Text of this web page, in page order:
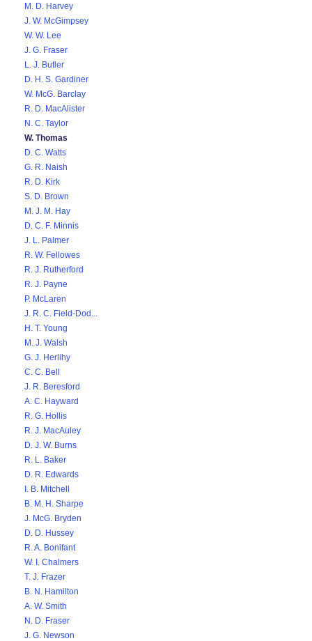
M. D. Harvey
J. W. McGimpsey
W. W. Lee
J. G. Fraser
L. J. Butler
D. H. S. Gardiner
W. McG. Barclay
R. D. MacAlister
N. C. Taylor
W. Thomas
D. C. Watts
G. R. Naish
R. D. Kirk
S. D. Brown
M. J. M. Hay
D. C. F. Minnis
J. L. Palmer
R. W. Fellowes
R. J. Rutherford
R. J. Payne
P. McLaren
J. R. C. Field-Dod...
H. T. Young
M. J. Walsh
G. J. Herlihy
C. C. Bell
J. R. Beresford
A. C. Hayward
R. G. Hollis
R. J. MacAuley
D. J. W. Burns
R. L. Baker
D. R. Edwards
I. B. Mitchell
B. M. H. Sharpe
J. McG. Bryden
D. D. Hussey
R. A. Bonifant
W. I. Chalmers
T. J. Frazer
B. N. Hamilton
A. W. Smith
N. D. Fraser
J. G. Newson